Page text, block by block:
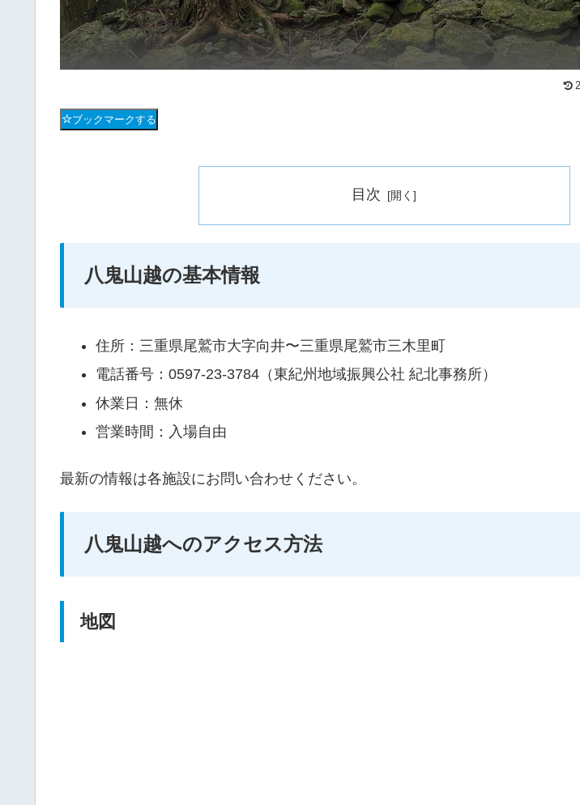
ブックマークする
目次
八鬼山越の基本情報
住所：三重県尾鷲市大字向井〜三重県尾鷲市三木里町
電話番号：0597-23-3784（東紀州地域振興公社 紀北事務所）
休業日：無休
営業時間：入場自由
最新の情報は各施設にお問い合わせください。
八鬼山越へのアクセス方法
地図